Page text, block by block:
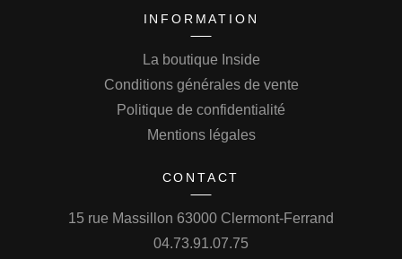
INFORMATION
La boutique Inside
Conditions générales de vente
Politique de confidentialité
Mentions légales
CONTACT
15 rue Massillon 63000 Clermont-Ferrand
04.73.91.07.75